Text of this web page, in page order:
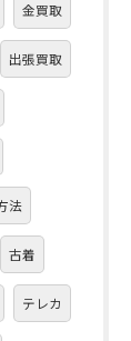
金買取
出張買取
法
古着
テレカ